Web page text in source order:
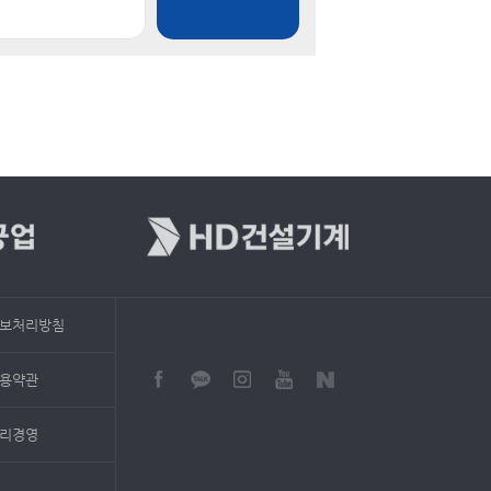
처리방침
약관
경영